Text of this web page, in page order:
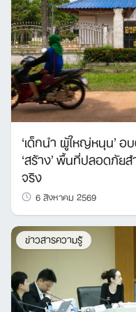
‘เด็กนำ ผู้ใหญ่หนุน’ อ
‘สร้าง’ พื้นที่ปลอดภัย
จริง
6 สิงหาคม 2569
ข่าวสารความรู้